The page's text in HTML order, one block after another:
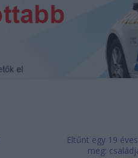
Eltűnt egy 19
meg: